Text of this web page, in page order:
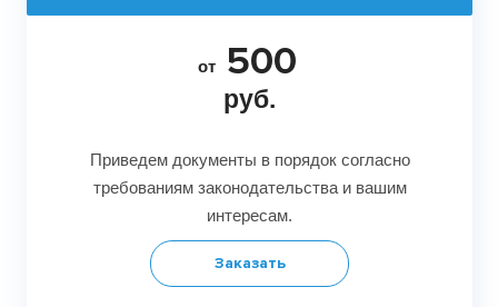
от 500
руб.
Приведем документы в порядок согласно
требованиям законодательства и вашим
интересам.
Заказать